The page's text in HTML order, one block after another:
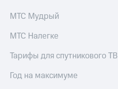
МТС Мудрый
МТС Налегке
Тарифы для спутникового ТВ
Год на максимуме